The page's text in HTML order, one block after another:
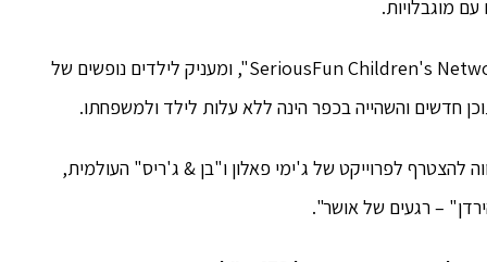
מוגבלויות.
"כפר נהר הירדן" החבר ברשת העולמית של ארגון "SeriousFun Children's Network", ומעניק לילדים נופשים של
חדשים והשהייה בכפר הינה ללא עלות לילד ולמשפחתו.
להצטרף לפרוייקט של ג'ימי פאלון ו"בן & ג'ריס" העולמית,
– רגעים של אושר".